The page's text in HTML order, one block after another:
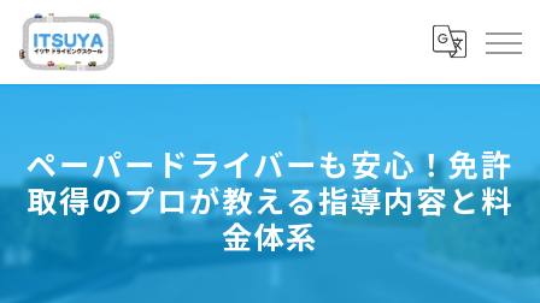
ペーパードライバーも安心！免許
取得のプロが教える指導内容と料
金体系